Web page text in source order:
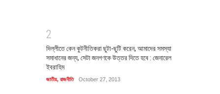
2
দিল্লীতে কেন কুটনীতিকরা ছুটা-ছুটি করেন, আমাদের সমস্যা
সমাধানের জন্য, সেটা জনগণকে উত্তর দিতে হবে : জেনারেল
ইবরাহিম
জাতীয়, রাজনীতি October 27, 2013